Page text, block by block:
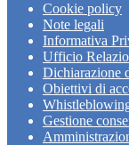
Cookie policy
Note legali
Informativa
Ufficio
Dichiarazione
Obiettivi di
Gestione